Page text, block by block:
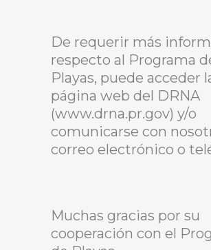
De requerir más
respecto al Programa
Playas, puede acceder
página web del DRNA
(www.drna.pr.gov) y/o
comunicarse con
correo electrónico o
Muchas gracias por su
cooperación con el